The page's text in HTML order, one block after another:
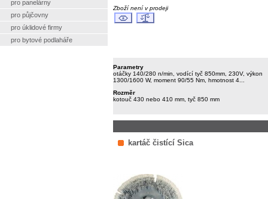
pro panelárny
pro půjčovny
pro úklidové firmy
pro bytové podlaháře
Zboží není v prodeji
Parametry
otáčky 140/280 n/min, vodící tyč 850mm, 230V, výkon
1300/1600 W, moment 90/55 Nm, hmotnost 4...
Rozměr
kotouč 430 nebo 410 mm, tyč 850 mm
kartáč čistící Sica